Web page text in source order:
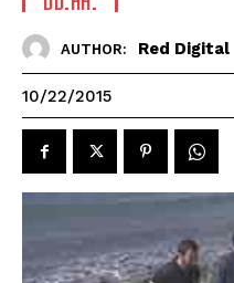
AUTHOR: Red Digital
10/22/2015